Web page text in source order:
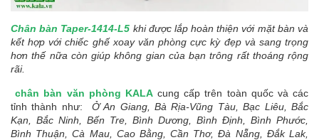
Chân bàn Taper-1414-L5 khi được lắp hoàn thiện với mặt bàn và
kết hợp với chiếc ghế xoay văn phòng cực kỳ đẹp và sang trọng
hơn thế nữa còn giúp không gian của bạn trông rất thoáng rộng
rãi.
chân bàn văn phòng KALA cung cấp trên toàn quốc và các
tỉnh thành như:
Ở An Giang, Bà Rịa-Vũng Tàu, Bạc Liêu, Bắc
Kạn, Bắc Ninh, Bến Tre, Bình Dương, Bình Định, Bình Phước,
Bình Thuận, Cà Mau, Cao Bằng, Cần Thơ, Đà Nẵng, Đắk Lak,